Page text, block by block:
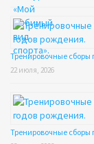
Тренировочные сборы
22 июля, 2026
Тренировочные сборы